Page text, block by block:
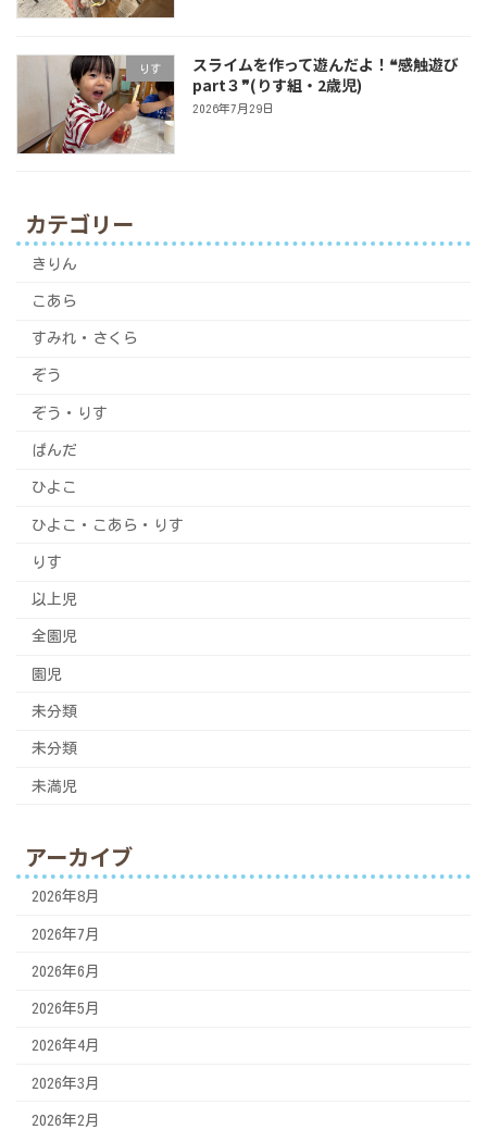
りす
スライムを作って遊んだよ！❝感触遊び
part３❞(りす組・2歳児)
2026年7月29日
カテゴリー
きりん
こあら
すみれ・さくら
ぞう
ぞう・りす
ぱんだ
ひよこ
ひよこ・こあら・りす
りす
以上児
全園児
園児
未分類
未分類
未満児
アーカイブ
2026年8月
2026年7月
2026年6月
2026年5月
2026年4月
2026年3月
2026年2月